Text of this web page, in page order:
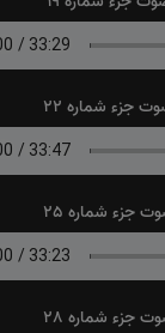
جزء شماره 22
جزء شماره 25
جزء شماره 28